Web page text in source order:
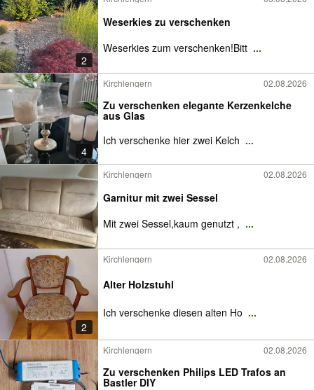
2
Weserkies zu verschenken
Weserkies zum verschenken!Bitt ...
4
Kirchlengern 02.08.2026
Zu verschenken elegante Kerzenkelche
aus Glas
Ich verschenke hier zwei Kelch ...
Kirchlengern 02.08.2026
Garnitur mit zwei Sessel
Mit zwei Sessel,kaum genutzt , ...
2
Kirchlengern 02.08.2026
Alter Holzstuhl
Ich verschenke diesen alten Ho ...
Kirchlengern 02.08.2026
Zu verschenken Philips LED Trafos an
Bastler DIY